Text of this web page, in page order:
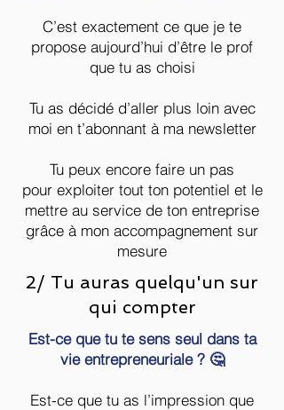
Email…etc 📧.
C’est exactement ce que je te
propose aujourd’hui d’être le prof
que tu as choisi
Tu as décidé d’aller plus loin avec
moi en t’abonnant à ma newsletter
Tu peux encore faire un pas
pour exploiter tout ton potentiel et le
mettre au service de ton entreprise
grâce à mon accompagnement sur
mesure
2/ Tu auras quelqu'un sur
qui compter
Est-ce que tu te sens seul dans ta
vie entrepreneuriale ? 🤔
Est-ce que tu as l’impression que